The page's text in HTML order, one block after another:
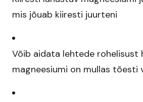
mis jõuab kiiresti juurteni​
Võib aidata lehtede rohelisust
magneesiumi on mullas tõesti